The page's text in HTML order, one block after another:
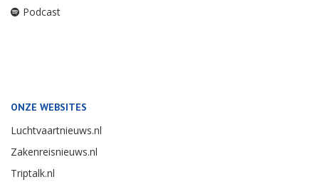
Podcast
ONZE WEBSITES
Luchtvaartnieuws.nl
Zakenreisnieuws.nl
Triptalk.nl